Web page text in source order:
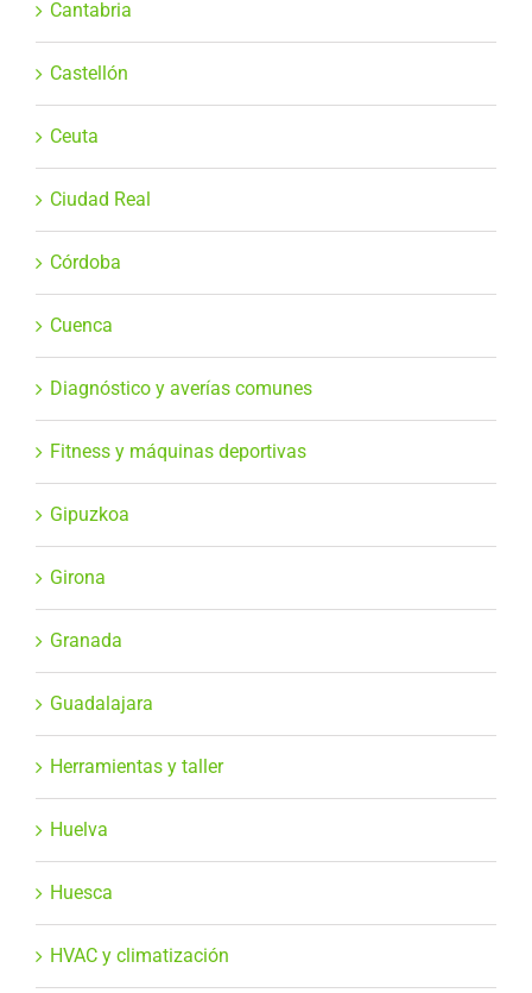
Cantabria
Castellón
Ceuta
Ciudad Real
Córdoba
Cuenca
Diagnóstico y averías comunes
Fitness y máquinas deportivas
Gipuzkoa
Girona
Granada
Guadalajara
Herramientas y taller
Huelva
Huesca
HVAC y climatización